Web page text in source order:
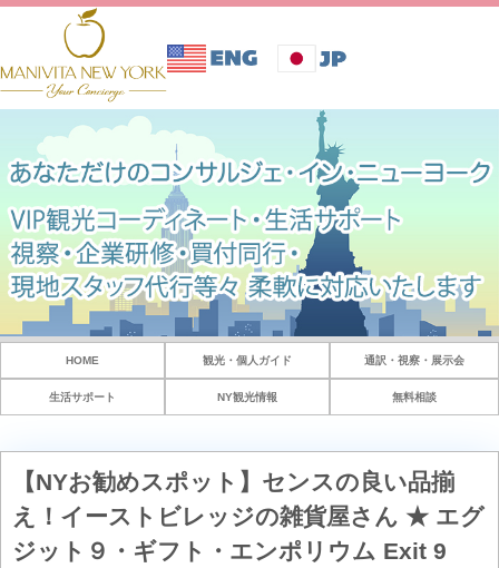
HOME 観光・個人ガイド 通訳・視察・展示会
生活サポート NY観光情報 無料相談
【NYお勧めスポット】センスの良い品揃
え！イーストビレッジの雑貨屋さん ★ エグ
ジット９・ギフト・エンポリウム Exit 9